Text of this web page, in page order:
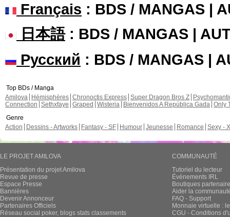
Français : BDS / MANGAS |
日本語: BDS / MANGAS |
Русский : BDS / MANGAS |
Top BDs / Manga
Amilova
Hémisphères Chronoctis Express Super Dragon Bros Z
Connection Sethxfaye Graped Wisteria Bienvenidos A República Gada Only
Genre
Action
Dessins - Artworks Fantasy - SF Humour Jeunesse Romance Sexy -
LE PROJET AMILOVA
Présentation du projet Amilova
Revue de presse
Espace Presse
Bannières
Devenir Annonceur
Partenaires Officiels
Réseau social poker, blogs stats classements
COMMUNAUTÉ
Tutoriel du lecteur
Évènements IRL
Boutiques
Aider la
FAQ - Support
Monnaie virtuelle :
CGU - Conditions